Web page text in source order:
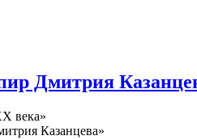
Дмитрия
века»
Казанцева»